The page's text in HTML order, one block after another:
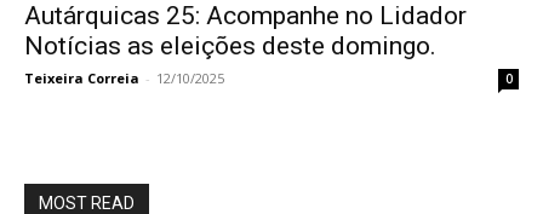
Autárquicas 25: Acompanhe no Lidador
Notícias as eleições deste domingo.
Teixeira Correia - 12/10/2025 0
MOST READ